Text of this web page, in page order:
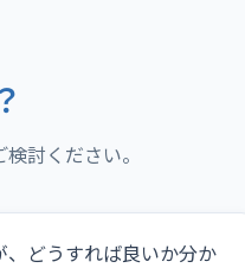
討ください。
どうすれば良いか分か